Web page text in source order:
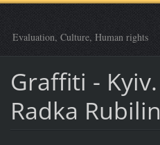
Evaluation, Culture, Human rights
Graffiti -
Radka